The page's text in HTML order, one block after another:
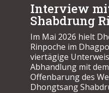
Interview
Shabdrung
Im Mai 2026 hielt
Rinpoche im
viertägige
Abhandlung mit
Offenbarung des
Dhongtsang